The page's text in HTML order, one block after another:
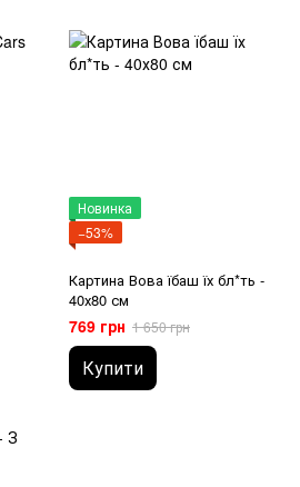
Новинка
−53%
Картина Вова їбаш їх бл*ть -
40х80 см
769 грн 1 650 грн
Купити